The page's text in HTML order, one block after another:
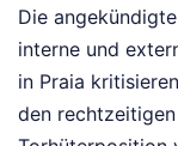
Die
interne und
in Praia
den